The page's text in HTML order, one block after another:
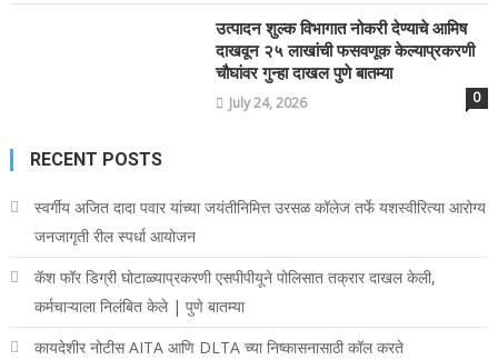
उत्पादन शुल्क विभागात नोकरी देण्याचे आमिष
दाखवून २५ लाखांची फसवणूक केल्याप्रकरणी
चौघांवर गुन्हा दाखल पुणे बातम्या
July 24, 2026 0
RECENT POSTS
स्वर्गीय अजित दादा पवार यांच्या जयंतीनिमित्त उरसळ कॉलेज तर्फे यशस्वीरित्या आरोग्य
जनजागृती रील स्पर्धा आयोजन
कॅश फॉर डिग्री घोटाळ्याप्रकरणी एसपीपीयूने पोलिसात तक्रार दाखल केली,
कर्मचाऱ्याला निलंबित केले | पुणे बातम्या
कायदेशीर नोटीस AITA आणि DLTA च्या निष्कासनासाठी कॉल करते